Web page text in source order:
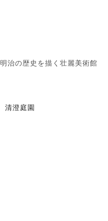
明治の歴史を描く壮麗美術館
清澄庭園